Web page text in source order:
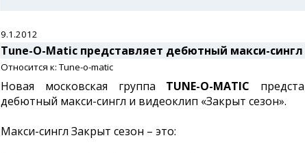
9.1.2012
Tune-O-Matic представляет дебютный макси-сингл
Относится к: Tune-o-matic
Новая московская группа TUNE-O-MATIC
дебютный макси-сингл и видеоклип «Закрыт сезон».
Макси-сингл Закрыт сезон – это: